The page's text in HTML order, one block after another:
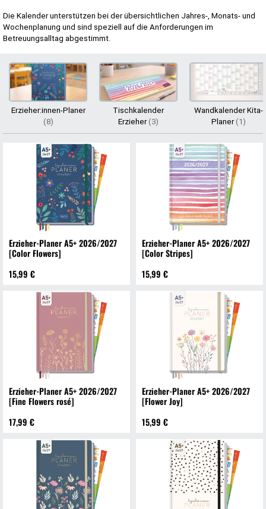
Die Kalender unterstützen bei der übersichtlichen Jahres-, Monats- und
Wochenplanung und sind speziell auf die Anforderungen im
Betreuungsalltag abgestimmt.
Erzieher:innen-Planer
(8)
Tischkalender
Erzieher (3)
Wandkalender Kita-
Planer (1)
Erzieher-Planer A5+ 2026/2027
[Color Flowers]
15,99 €
Erzieher-Planer A5+ 2026/2027
[Color Stripes]
15,99 €
Erzieher-Planer A5+ 2026/2027
[Fine Flowers rosé]
17,99 €
Erzieher-Planer A5+ 2026/2027
[Flower Joy]
15,99 €